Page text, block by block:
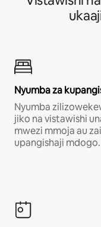
Nyumba za
Nyumba
jiko na vistawishi
mwezi mmoja au
upangishaji mdogo.